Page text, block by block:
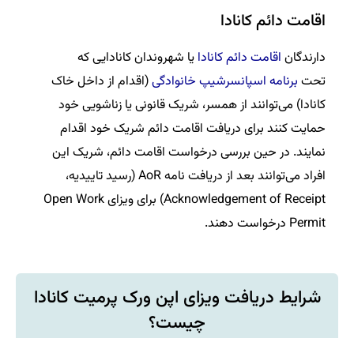
اقامت دائم کانادا
دارندگان اقامت دائم کانادا یا شهروندان کانادایی که
تحت برنامه اسپانسرشیپ خانوادگی(اقدام از داخل خاک
کانادا) می‌‌توانند از همسر، شریک قانونی یا زناشویی خود
حمایت کنند برای دریافت اقامت دائم شریک خود اقدام
نمایند. در حین بررسی درخواست اقامت دائم، شریک این
افراد می‌توانند بعد از دریافت نامه AoR (رسید تاییدیه،
Acknowledgement of Receipt) برای ویزای Open Work
Permit درخواست دهند.
شرایط دریافت ویزای اپن ورک پرمیت کانادا
چیست؟